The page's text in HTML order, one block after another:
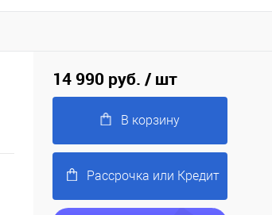
14 990 руб. / шт
В корзину
Рассрочка или Кредит